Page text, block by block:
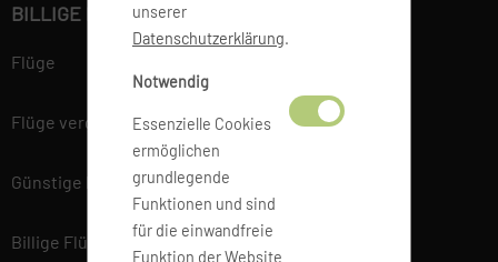
unserer
Datenschutzerklärung.
Notwendig
Essenzielle Cookies
ermöglichen
grundlegende
Funktionen und sind
für die einwandfreie
Funktion der Website
BILLIGE FLÜGE BUCHEN
Flüge
Flüge vergleichen
Günstige Flüge
Billige Flüge